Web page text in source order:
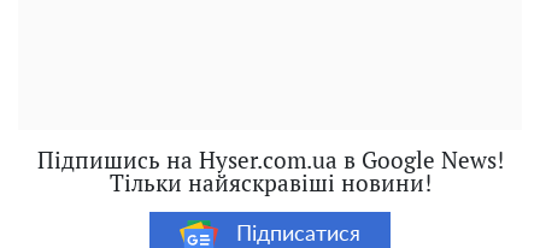
Підпишись на Hyser.com.ua в Google News!
Тільки найяскравіші новини!
Підписатися